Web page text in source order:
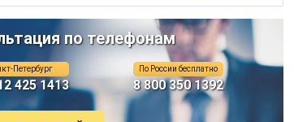
по телефонам
Петербург
425 1413
По России бесплатно
8 800 350 1392